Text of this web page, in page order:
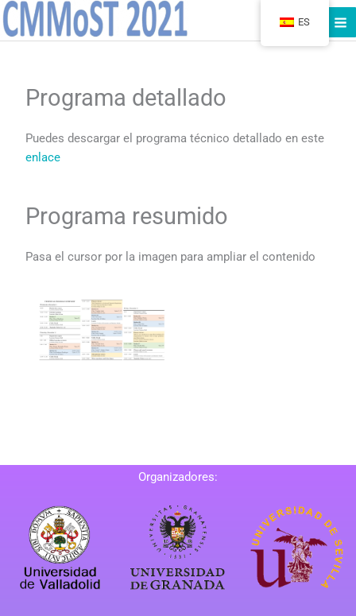
Ir
al
Programa detallado
Puedes descargar el programa técnico detallado en este
enlace
Programa resumido
Pasa el cursor por la imagen para ampliar el contenido
Organizadores:
ES